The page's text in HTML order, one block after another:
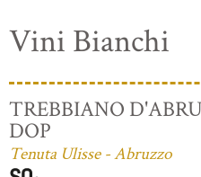
Vini Bianchi
TREBBIANO
DOP
Tenuta Ulisse - Abruzzo